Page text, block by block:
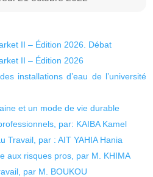
II – Édition 2026. Débat
II – Édition 2026
installations d’eau de l’université
et un mode de vie durable
par: KAIBA Kamel
Travail, par : AIT YAHIA Hania
aux risques pros, par M. KHIMA
par M. BOUKOU